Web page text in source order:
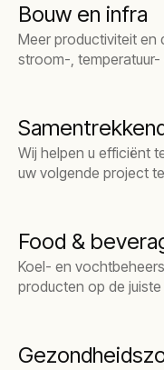
Bouw en infra
Meer productiviteit en
stroom-,
Wij helpen u efficiënt
uw volgende project
Food &
Koel- en
producten op de